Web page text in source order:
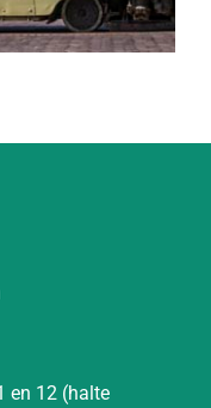
en 12 (halte